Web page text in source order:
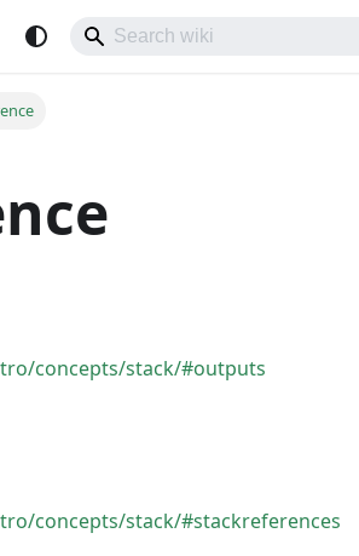
concepts/stack/#outputs
concepts/stack/#stackreferences